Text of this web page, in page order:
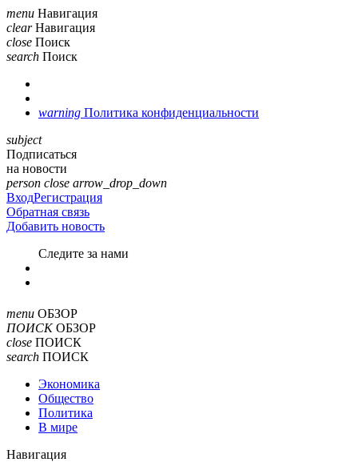
menu Навигация
clear Навигация
close Поиск
search Поиск
warning Политика конфиденциальности
subject
Подписаться
на новости
person close arrow_drop_down
ВходРегистрация
Обратная связь
Добавить новость
Cледите за нами
menu ОБЗОР
ПОИСК ОБЗОР
close ПОИСК
search ПОИСК
Экономика
Общество
Политика
В мире
Навигация